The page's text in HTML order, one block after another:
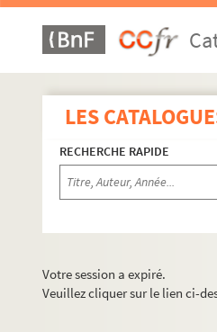
LES
RECHERCHE RAPIDE
Votre session a expiré.
Veuillez cliquer sur le lien ci-